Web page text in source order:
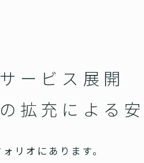
ービス展開
拡充による
リオにあります。